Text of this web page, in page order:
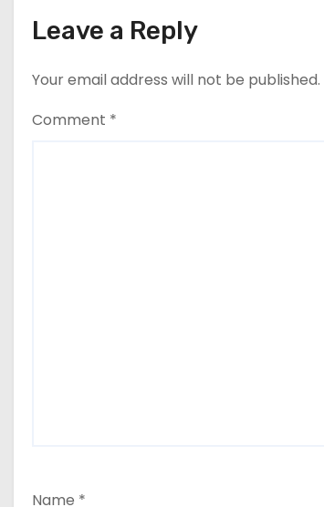
Leave a Reply
Your email address will not be published.
Comment *
Name *